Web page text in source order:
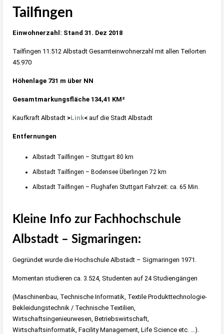
Tailfingen
Einwohnerzahl: Stand 31. Dez 2018
Tailfingen 11.512 Albstadt Gesamteinwohnerzahl mit allen Teilorten
45.970
Höhenlage 731 m über NN
Gesamtmarkungsfläche 134,41 KM²
Kaufkraft Albstadt >Link< auf die Stadt Albstadt
Entfernungen
Albstadt Tailfingen – Stuttgart 80 km
Albstadt Tailfingen – Bodensee Überlingen 72 km
Albstadt Tailfingen – Flughafen Stuttgart Fahrzeit: ca. 65 Min.
Kleine Info zur Fachhochschule
Albstadt – Sigmaringen:
Gegründet wurde die Hochschule Albstadt – Sigmaringen 1971.
Momentan studieren ca. 3.524, Studenten auf 24 Studiengängen
(Maschinenbau, Technische Informatik, Textile Produkttechnologie-
Bekleidungstechnik / Technische Textilien,
Wirtschaftsingenieurwesen, Betriebswirtschaft,
Wirtschaftsinformatik, Facility Management, Life Science etc. …).